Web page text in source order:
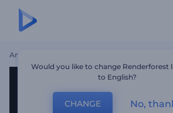
Ana Sayfa
Would you like to change Renderforest
to English?
CHANGE No,